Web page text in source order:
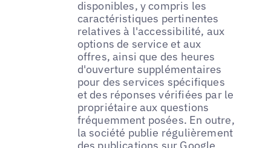
disponibles, y compris les
caractéristiques pertinentes
relatives à l'accessibilité, aux
options de service et aux
offres, ainsi que des heures
d'ouverture supplémentaires
pour des services spécifiques
et des réponses vérifiées par le
propriétaire aux questions
fréquemment posées. En outre,
la société publie régulièrement